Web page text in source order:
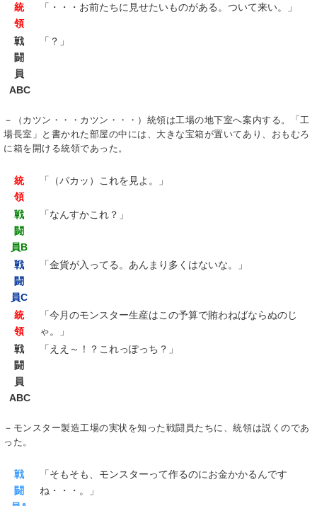
統
領
「・・・お前たちに見せたいものがある。ついて来い。」
戦
闘
員
ABC
「？」
－（カツン・・・カツン・・・）統領は工場の地下室へ案内する。「工
場長室」と書かれた部屋の中には、大きな宝箱が置いてあり、おもむろ
に箱を開ける統領であった。
統
領
「（パカッ）これを見よ。」
戦
闘
員B
「なんすかこれ？」
戦
闘
員C
「金貨が入ってる。あんまり多くはないな。」
統
領
「今月のモンスター生産はこの予算で賄わねばならぬのじ
ゃ。」
戦
闘
員
ABC
「ええ～！？これっぽっち？」
－モンスター製造工場の実状を知った戦闘員たちに、統領は説くのであ
った。
戦
闘
「そもそも、モンスターって作るのにお金かかるんです
ね・・・。」